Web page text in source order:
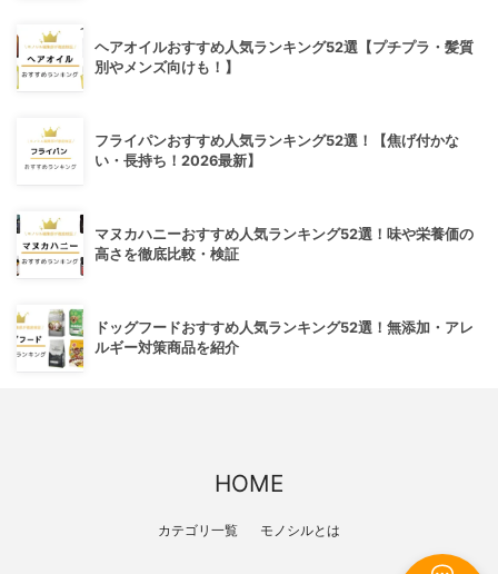
ヘアオイルおすすめ人気ランキング52選【プチプラ・髪質
別やメンズ向けも！】
フライパンおすすめ人気ランキング52選！【焦げ付かな
い・長持ち！2026最新】
マヌカハニーおすすめ人気ランキング52選！味や栄養価の
高さを徹底比較・検証
ドッグフードおすすめ人気ランキング52選！無添加・アレ
ルギー対策商品を紹介
HOME
カテゴリ一覧 モノシルとは